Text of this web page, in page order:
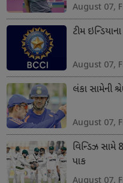
August 07,
ટીમ
August 07,
લંકા સામેની
August 07,
વિન્ડિઝ સામે
પાક
August 07,